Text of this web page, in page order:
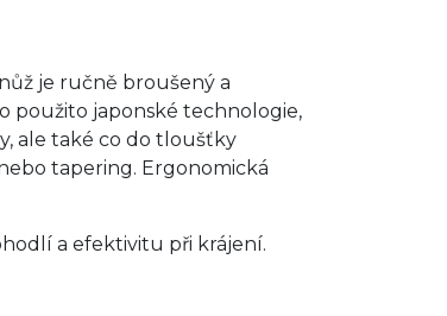
je ručně broušený a
použito japonské technologie,
ale také co do tloušťky
tapering. Ergonomická
a efektivitu při krájení.